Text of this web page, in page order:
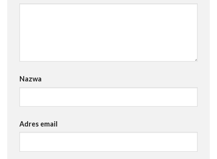
Nazwa
Adres email